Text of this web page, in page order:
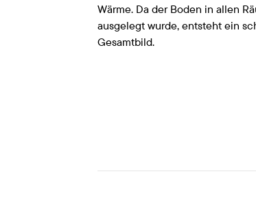
Wärme. Da der Boden in allen
ausgelegt wurde, entsteht ein
Gesamtbild.